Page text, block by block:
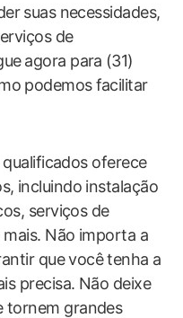
suas necessidades,
de
⁤agora para⁤ (31)
podemos ⁤facilitar
oferece
incluindo instalação
serviços ‍de
Não importa‌ a⁢
que‌ você⁤ tenha a
precisa. Não deixe
tornem grandes